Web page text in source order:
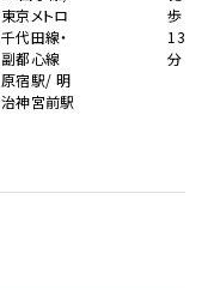
東京メトロ
千代田線・
副都心線
原宿駅/ 明
治神宮前駅
歩
13
分